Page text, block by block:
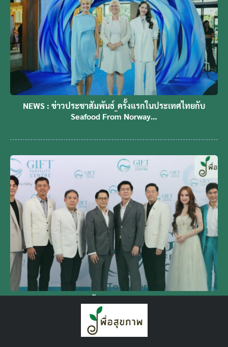
NEWS : ข่าวประชาสัมพันธ์_ครั้งแรกในประเทศไทยกับ
Seafood From Norway…
NEWS : กิฟท์ เฟอร์ทิลิตี้ ปรับทิศทางและภาพลักษณ์แบรนด์
ใหม่ มุ่งสู่การเป็นศูนย์กลางนวัตกรรมด้านการเจริญพันธุ์แบบ
ครบวงจร